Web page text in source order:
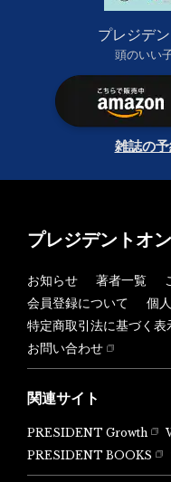
プレジデ
頭のいい
雑誌の
プレジデントオ
お知らせ 著者一覧
会員登録について
個
特定商取引法に基づく表
お問い合わせ
関連サイト
PRESIDENT Growth
PRESIDENT BOOKS